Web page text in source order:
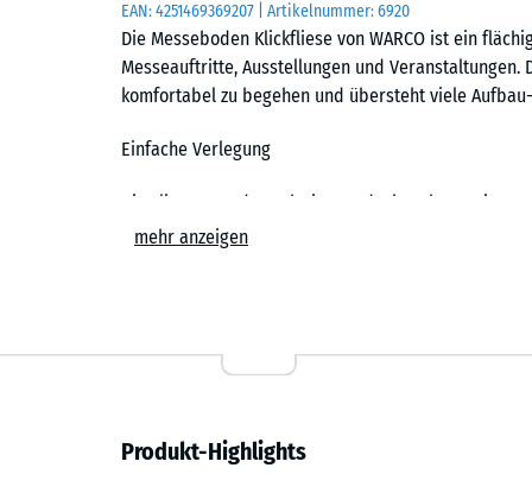
EAN:4251469369207 | Artikelnummer:6920
Die Messeboden Klickfliese von WARCO ist ein
Messeauftritte, Ausstellungen und
komfortabel zu begehen und übersteht viele
Einfache Verlegung
Die Fliesen werden schwimmend, also ohne
Untergrund verlegt. Die kalibrierte
Druckfest und tragfähig, zugleich stoßdämpfend
mehr anzeigen
Produkt-Highlights